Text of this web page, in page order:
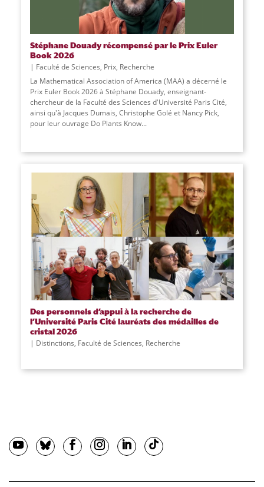
Stéphane Douady récompensé par le Prix Euler
Book 2026
Faculté de Sciences, Prix, Recherche
La Mathematical Association of America (MAA) a décerné le
Prix Euler Book 2026 à Stéphane Douady, enseignant-
chercheur de la Faculté des Sciences d'Université Paris Cité,
ainsi qu'à Jacques Dumais, Christophe Golé et Nancy Pick,
pour leur ouvrage Do Plants Know...
Des personnels d’appui à la recherche de
l’Université Paris Cité lauréats des médailles de
cristal 2026
Distinctions, Faculté de Sciences, Recherche